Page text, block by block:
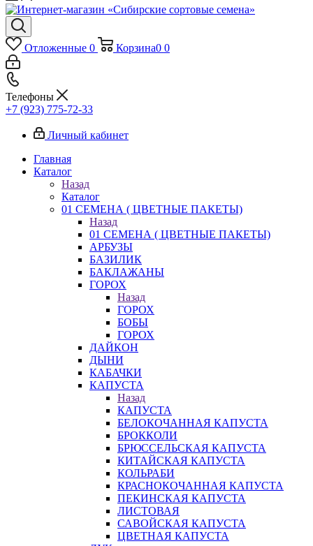
Отложенные 0 Корзина0 0
Телефоны
+7 (923) 775-72-33
Личный кабинет
Главная
Каталог
Назад
Каталог
01 СЕМЕНА ( ЦВЕТНЫЕ ПАКЕТЫ)
Назад
01 СЕМЕНА ( ЦВЕТНЫЕ ПАКЕТЫ)
АРБУЗЫ
БАЗИЛИК
БАКЛАЖАНЫ
ГОРОХ
Назад
ГОРОХ
БОБЫ
ГОРОХ
ДАЙКОН
ДЫНИ
КАБАЧКИ
КАПУСТА
Назад
КАПУСТА
БЕЛОКОЧАННАЯ КАПУСТА
БРОККОЛИ
БРЮССЕЛЬСКАЯ КАПУСТА
КИТАЙСКАЯ КАПУСТА
КОЛЬРАБИ
КРАСНОКОЧАННАЯ КАПУСТА
ПЕКИНСКАЯ КАПУСТА
ЛИСТОВАЯ
САВОЙСКАЯ КАПУСТА
ЦВЕТНАЯ КАПУСТА